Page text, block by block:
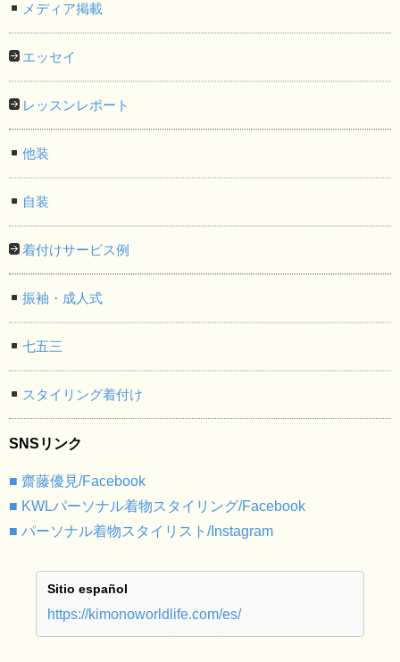
メディア掲載
エッセイ
レッスンレポート
他装
自装
着付けサービス例
振袖・成人式
七五三
スタイリング着付け
SNSリンク
■ 齋藤優見/Facebook
■ KWLパーソナル着物スタイリング/Facebook
■ パーソナル着物スタイリスト/Instagram
Sitio español
https://kimonoworldlife.com/es/